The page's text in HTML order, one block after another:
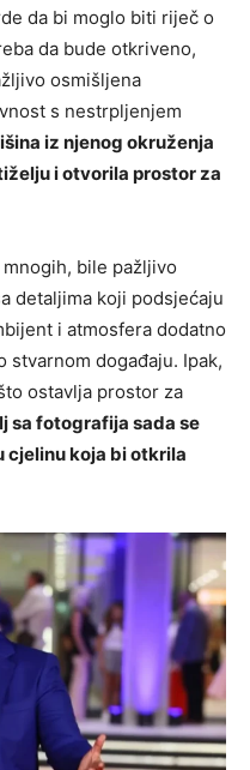
da bi moglo biti riječ o
da bude otkriveno,
osmišljena
s nestrpljenjem
iz njenog okruženja
i otvorila prostor za
bile pažljivo
detaljima koji podsjećaju
i atmosfera dodatno
stvarnom događaju. Ipak,
ostavlja prostor za
sa fotografija sada se
cjelinu koja bi otkrila